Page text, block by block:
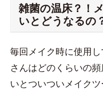
雑菌の温床？！
いとどうなるの
毎回メイク時に使用
さんはどのくらいの
いとついついメイク